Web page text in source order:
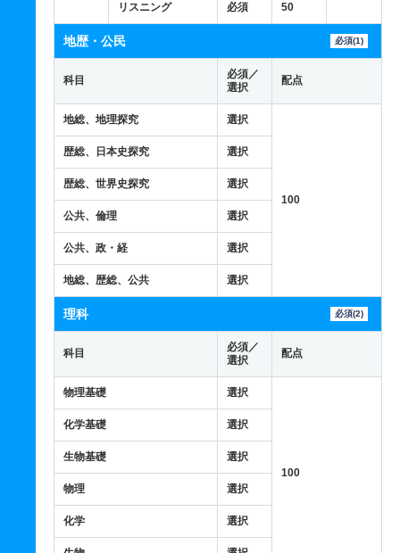
リスニング
必須 50
地歴・公民 必須(1)
科目
必須／
選択
配点
地総、地理探究 選択
100
歴総、日本史探究 選択
歴総、世界史探究 選択
公共、倫理 選択
公共、政・経 選択
地総、歴総、公共 選択
理科 必須(2)
科目
必須／
選択
配点
物理基礎 選択
100
化学基礎 選択
生物基礎 選択
物理 選択
化学 選択